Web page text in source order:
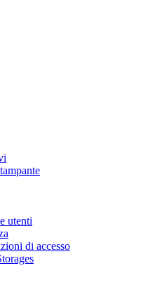
utenti
di accesso